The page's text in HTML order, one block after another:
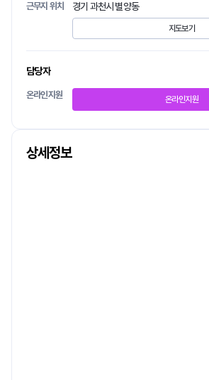
근무지 위치 경기 과천시 별양동
지도보기
담당자
온라인지원 온라인지원
상세정보